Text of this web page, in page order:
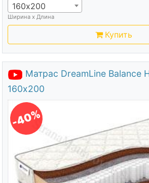
160х200
Ширина х Длина
Купить
Матрас DreamLine Balance
160х200
-40%